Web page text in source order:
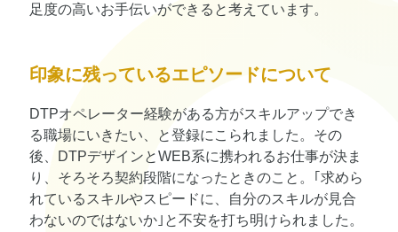
足度の高いお手伝いができると考えています。
印象に残っているエピソードについて
DTPオペレーター経験がある方がスキルアップでき
る職場にいきたい、と登録にこられました。その
後、DTPデザインとWEB系に携われるお仕事が決ま
り、そろそろ契約段階になったときのこと。｢求めら
れているスキルやスピードに、自分のスキルが見合
わないのではないか｣と不安を打ち明けられました。